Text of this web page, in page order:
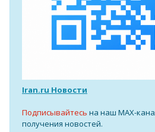
Iran.ru Новости
Подписывайтесь на наш MAX-
получения новостей.